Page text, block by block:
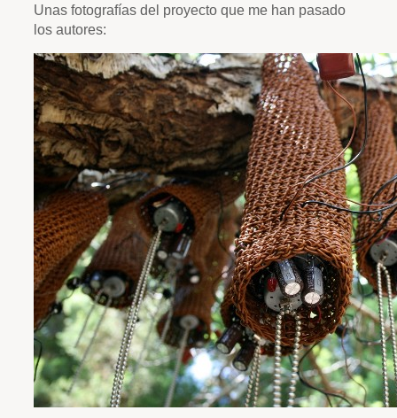
Unas fotografías del proyecto que me han pasado
los autores: